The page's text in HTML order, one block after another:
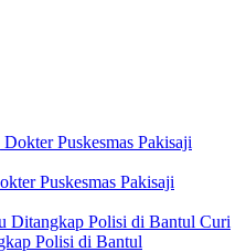
Puskesmas Pakisaji
Curi
Polisi di Bantul